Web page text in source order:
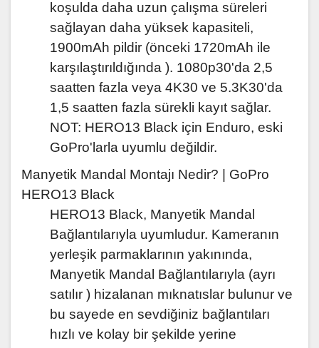
koşulda daha uzun çalışma süreleri
sağlayan daha yüksek kapasiteli,
1900mAh pildir (önceki 1720mAh ile
karşılaştırıldığında ). 1080p30'da 2,5
saatten fazla veya 4K30 ve 5.3K30'da
1,5 saatten fazla sürekli kayıt sağlar.
NOT: HERO13 Black için Enduro, eski
GoPro'larla uyumlu değildir.
Manyetik Mandal Montajı Nedir? | GoPro
HERO13 Black
HERO13 Black, Manyetik Mandal
Bağlantılarıyla uyumludur. Kameranın
yerleşik parmaklarının yakınında,
Manyetik Mandal Bağlantılarıyla (ayrı
satılır ) hizalanan mıknatıslar bulunur ve
bu sayede en sevdiğiniz bağlantıları
hızlı ve kolay bir şekilde yerine